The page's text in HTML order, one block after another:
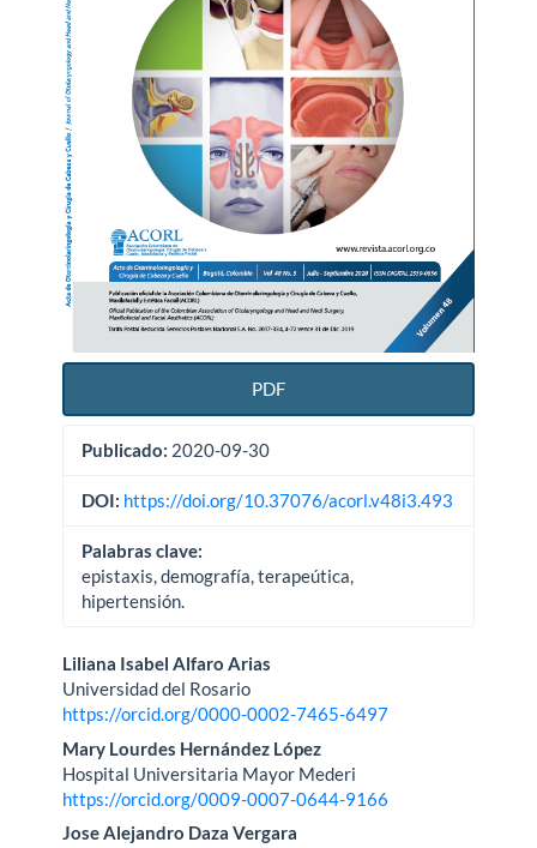
PDF
Publicado: 2020-09-30
DOI: https://doi.org/10.37076/acorl.v48i3.493
Palabras clave:
epistaxis, demografía, terapeútica,
hipertensión.
Contenido
principal
del
artículo
Liliana Isabel Alfaro Arias
Universidad del Rosario
https://orcid.org/0000-0002-7465-6497
Mary Lourdes Hernández López
Hospital Universitaria Mayor Mederi
https://orcid.org/0009-0007-0644-9166
Jose Alejandro Daza Vergara